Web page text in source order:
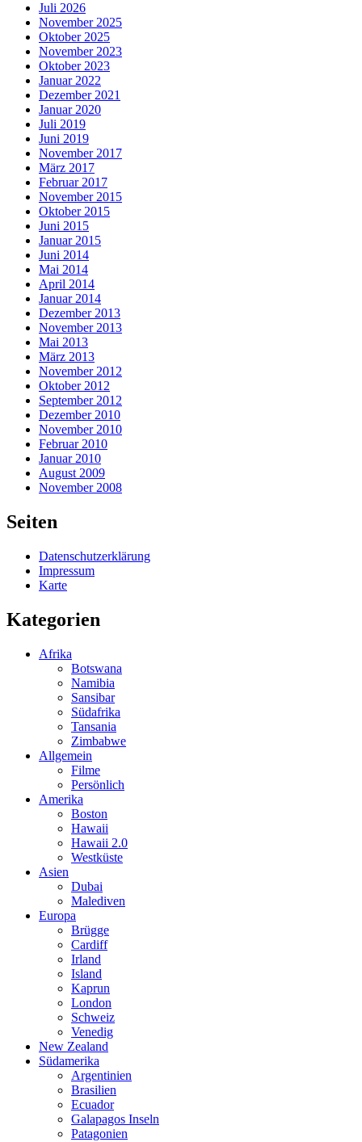
Juli 2026
November 2025
Oktober 2025
November 2023
Oktober 2023
Januar 2022
Dezember 2021
Januar 2020
Juli 2019
Juni 2019
November 2017
März 2017
Februar 2017
November 2015
Oktober 2015
Juni 2015
Januar 2015
Juni 2014
Mai 2014
April 2014
Januar 2014
Dezember 2013
November 2013
Mai 2013
März 2013
November 2012
Oktober 2012
September 2012
Dezember 2010
November 2010
Februar 2010
Januar 2010
August 2009
November 2008
Seiten
Datenschutzerklärung
Impressum
Karte
Kategorien
Afrika
Botswana
Namibia
Sansibar
Südafrika
Tansania
Zimbabwe
Allgemein
Filme
Persönlich
Amerika
Boston
Hawaii
Hawaii 2.0
Westküste
Asien
Dubai
Malediven
Europa
Brügge
Cardiff
Irland
Island
Kaprun
London
Schweiz
Venedig
New Zealand
Südamerika
Argentinien
Brasilien
Ecuador
Galapagos Inseln
Patagonien